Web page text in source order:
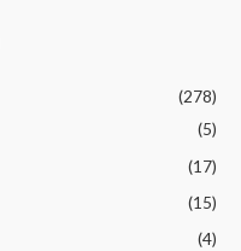
(278)
(5)
(17)
(15)
(4)